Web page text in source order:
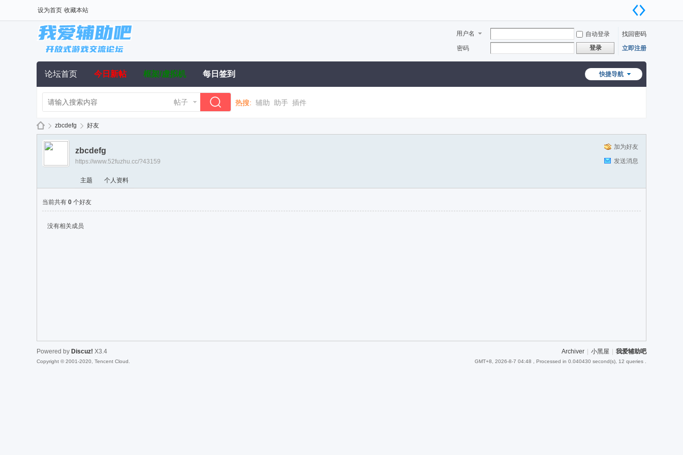
设为首页 收藏本站
用户名 自动登录
找回密码
密码
登录 立即注册
快捷导航
论坛首页 今日新帖 框架/虚拟机 每日签到
帖子 热搜: 辅助 助手 插件
›
zbcdefg 好友
加为好友
发送消息
zbcdefg
https://www.52fuzhu.cc/?43159
主题 个人资料
当前共有 0 个好友
没有相关成员
Archiver 小黑屋 我爱辅助吧
GMT+8, 2026-8-7 04:48 , Processed in 0.040430 second(s), 12 queries .
Powered by Discuz! X3.4
Copyright © 2001-2020, Tencent Cloud.